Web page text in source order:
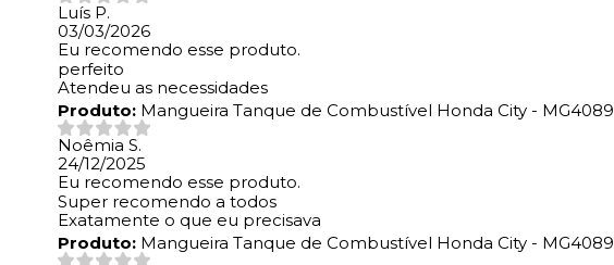
Luís P.
03/03/2026
Eu recomendo esse produto.
perfeito
Atendeu as necessidades
Produto: Mangueira Tanque de Combustível Honda City - MG4089
Noêmia S.
24/12/2025
Eu recomendo esse produto.
Super recomendo a todos
Exatamente o que eu precisava
Produto: Mangueira Tanque de Combustível Honda City - MG4089